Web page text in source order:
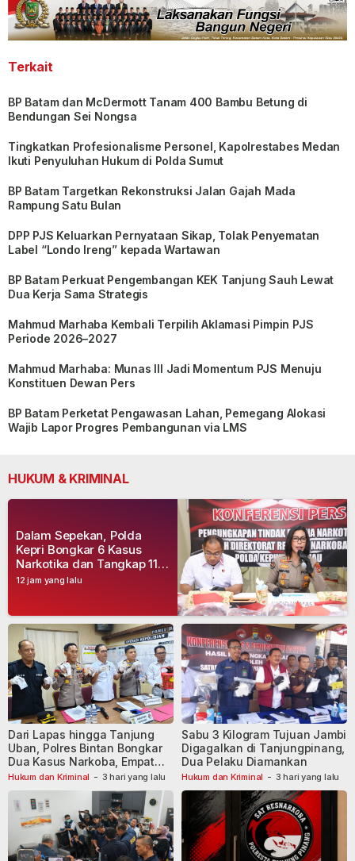
Terkait
BP Batam dan McDermott Tanam 400 Bambu Betung di
Bendungan Sei Nongsa
Tingkatkan Profesionalisme Personel, Kapolrestabes Medan
Ikuti Penyuluhan Hukum di Polda Sumut
BP Batam Targetkan Rekonstruksi Jalan Gajah Mada
Rampung Satu Bulan
DPP PJS Keluarkan Pernyataan Sikap, Tolak Penyematan
Label “Londo Ireng” kepada Wartawan
BP Batam Perkuat Pengembangan KEK Tanjung Sauh Lewat
Dua Kerja Sama Strategis
Mahmud Marhaba Kembali Terpilih Aklamasi Pimpin PJS
Periode 2026–2027
Mahmud Marhaba: Munas III Jadi Momentum PJS Menuju
Konstituen Dewan Pers
BP Batam Perketat Pengawasan Lahan, Pemegang Alokasi
Wajib Lapor Progres Pembangunan via LMS
HUKUM & KRIMINAL
12 jam yang lalu
Dalam Sepekan, Polda
Kepri Bongkar 6 Kasus
Narkotika dan Tangkap 11
Tersangka
Hukum dan Kriminal - 3 hari yang lalu
Dari Lapas hingga Tanjung
Uban, Polres Bintan Bongkar
Dua Kasus Narkoba, Empat
Tersangka Dibekuk
Hukum dan Kriminal - 3 hari yang lalu
Sabu 3 Kilogram Tujuan Jambi
Digagalkan di Tanjungpinang,
Dua Pelaku Diamankan